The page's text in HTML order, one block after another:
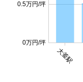
大釜駅
0万円/坪
0.5万円/坪